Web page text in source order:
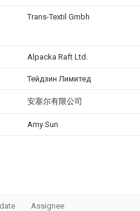
Trans-Textil Gmbh
Alpacka Raft Ltd.
Тейдзин Лимитед
安塞尔有限公司
Amy Sun
Assignee